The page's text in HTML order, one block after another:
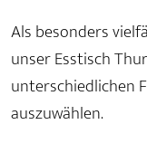
Als besonders
unser Esstisch
unterschiedlichen
auszuwählen.